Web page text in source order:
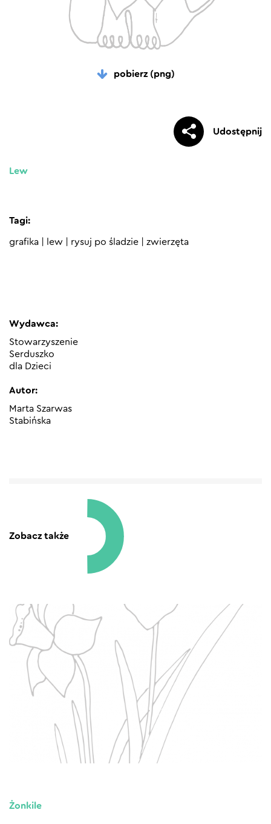
pobierz (png)
Udostępnij
Lew
Tagi:
grafika lew rysuj po śladzie zwierzęta
Wydawca:
Stowarzyszenie
Serduszko
dla Dzieci
Autor:
Marta Szarwas
Stabińska
Zobacz także
Żonkile